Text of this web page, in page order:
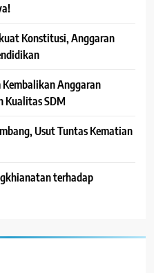
Konstitusi, Anggaran
Anggaran
Kualitas SDM
Usut Tuntas Kematian
terhadap